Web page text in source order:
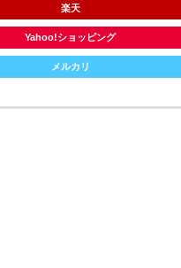
楽天
Yahoo!ショッピング
メルカリ